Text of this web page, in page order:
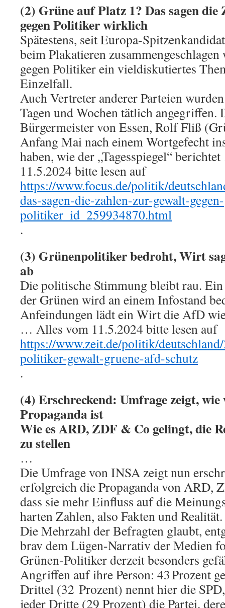
(2) Grüne auf Platz 1? Das sagen
gegen Politiker wirklich
Spätestens, seit Europa-
beim Plakatieren
gegen Politiker ein vieldiskutiertes
Einzelfall.
Auch Vertreter anderer Parteien
Tagen und Wochen tätlich angegriffen.
Bürgermeister von Essen, Rolf Fliß
Anfang Mai nach einem Wortgefecht
haben, wie der „Tagesspiegel“
11.5.2024 bitte lesen auf
https://www.focus.de/politik/
das-sagen-die-zahlen-zur-gewalt-gegen-
politiker_id_259934870.html
.
(3) Grünenpolitiker bedroht, Wirt
ab
Die politische Stimmung bleibt rau.
der Grünen wird an einem Infostand
Anfeindungen lädt ein Wirt die AfD
… Alles vom 11.5.2024 bitte lesen auf
https://www.zeit.de/politik/
politiker-gewalt-gruene-afd-schutz
.
(4) Erschreckend: Umfrage zeigt,
Propaganda ist
Wie es ARD, ZDF & Co gelingt, die
zu stellen
…
Die Umfrage von INSA zeigt nun
erfolgreich die Propaganda von ARD,
dass sie mehr Einfluss auf die
harten Zahlen, also Fakten und Realität.
Die Mehrzahl der Befragten glaubt,
brav dem Lügen-Narrativ der Medien
Grünen-Politiker derzeit besonders
Angriffen auf ihre Person: 43 Prozent
Drittel (32 Prozent) nennt hier die
jeder Dritte (29 Prozent) die Partei,